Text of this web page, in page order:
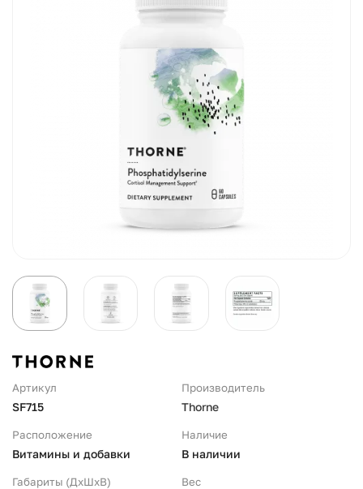
Артикул
SF715
Производитель
Thorne
Расположение
Витамины и добавки
Наличие
В наличии
Габариты (ДхШхВ) Вес